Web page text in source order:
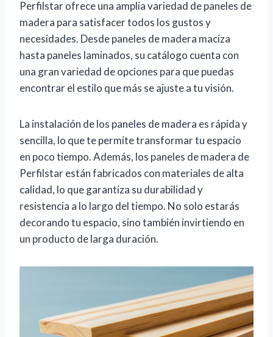
Perfilstar ofrece una amplia variedad de paneles de
madera para satisfacer todos los gustos y
necesidades. Desde paneles de madera maciza
hasta paneles laminados, su catálogo cuenta con
una gran variedad de opciones para que puedas
encontrar el estilo que más se ajuste a tu visión.
La instalación de los paneles de madera es rápida y
sencilla, lo que te permite transformar tu espacio
en poco tiempo. Además, los paneles de madera de
Perfilstar están fabricados con materiales de alta
calidad, lo que garantiza su durabilidad y
resistencia a lo largo del tiempo. No solo estarás
decorando tu espacio, sino también invirtiendo en
un producto de larga duración.